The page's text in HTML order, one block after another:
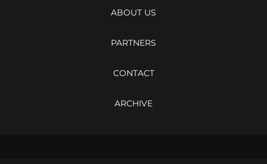
ABOUT US
PARTNERS
CONTACT
ARCHIVE